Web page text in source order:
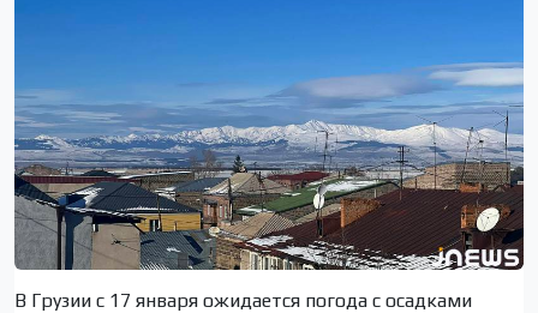
В Грузии с 17 января ожидается погода с осадками